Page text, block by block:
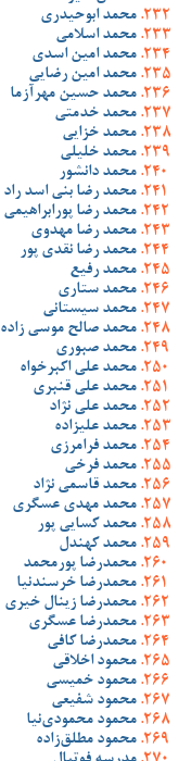
محمد ابوحیدری
محمد اسلامی
محمد امین اسدی
محمد امین رضایی
محمد حسین مهرآزما
محمد خدمتی
محمد خزایی
محمد خلیلی
محمد دانشور
محمد رضا بنی اسد راد
محمد رضا پورابراهیمی
محمد رضا مهدوی
محمد رضا نقدی پور
محمد رفیع
محمد ستاری
محمد سیستانی
محمد صالح موسی زاده
محمد صبوری
محمد علی اکبرخواه
محمد علی قنبری
محمد علی نژاد
محمد علیزاده
محمد فرامرزی
محمد فرخی
محمد قاسمی نژاد
محمد مهدی عسگری
محمد کسایی پور
محمد کهندل
محمدرضا پورمحمد
محمدرضا خرسندنیا
محمدرضا زینال خیری
محمدرضا عسگری
محمدرضا کافی
محمود اخلاقی
محمود خمیسی
محمود شفیعی
محمود محمودی‌نیا
محمود مطلق‌زاده